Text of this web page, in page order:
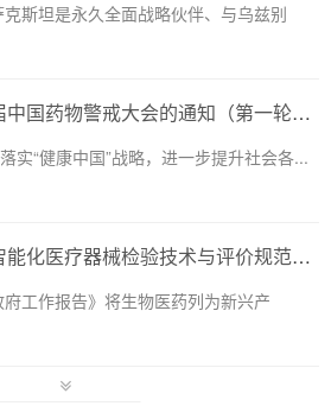
斯坦是永久全面战略伙伴、与乌兹别
转发关于召开第十一届中国药物警戒大会的通知（第一轮）——药品和医疗器械领域
实“健康中国”战略，进一步提升社会各...
转发中检院关于举办智能化医疗器械检验技术与评价规范培训班的通知
工作报告》将生物医药列为新兴产